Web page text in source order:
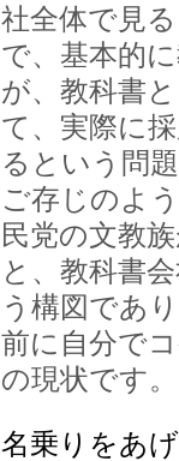
社全体で見
で、基本的
が、教科書
て、実際に
るという問
ご存じのよ
民党の文教
と、教科書
う構図であ
前に自分で
の現状です。
名乗りをあ